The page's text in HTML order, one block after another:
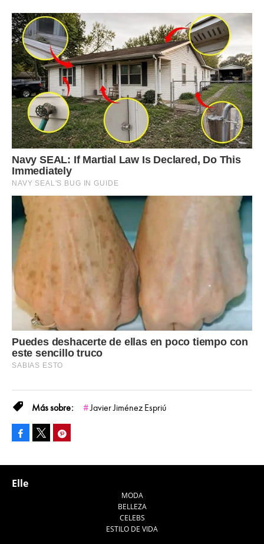
Javier Jiménez Espriú
Facebook
Elle
MODA
BELLEZA
CELEBS
ESTILO DE VIDA